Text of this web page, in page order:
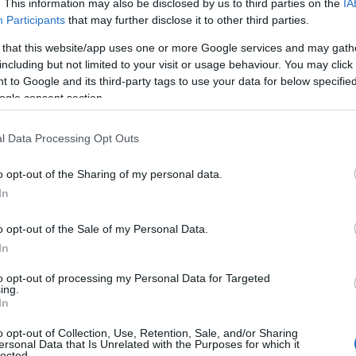
This information may also be disclosed by us to third parties on the
Participants that may further disclose it to other third parties.
that this website/app uses one or more Google services and may
but not limited to your visit or usage behaviour. You may
to Google and its third-party tags to use your data for below
consent section.
Data Processing Opt Outs
opt-out of the Sharing of my personal data.
opt-out of the Sale of my Personal Data.
opt-out of processing my Personal Data for Targeted
opt-out of Collection, Use, Retention, Sale, and/or Sharing
Data that Is Unrelated with the Purposes for which it
elleni csapások már most jelentős piaci
vezetnek. Nyilvánvalóvá vált, hogy ha a
rövid időn belül, akkor már az ellátási láncok
hosszabb távon akár
gazdasági válságot is
csapásokra válaszul Irán azzal fenyegetőzött,